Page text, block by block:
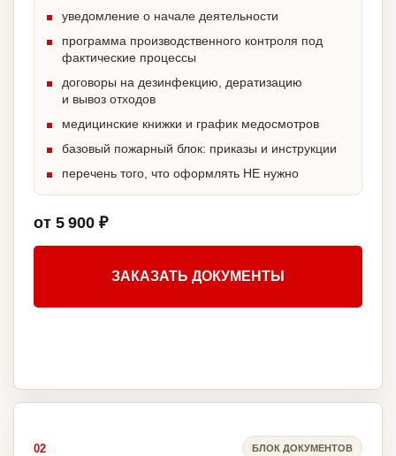
уведомление о начале деятельности
программа производственного контроля под
фактические процессы
договоры на дезинфекцию, дератизацию
и вывоз отходов
медицинские книжки и график медосмотров
базовый пожарный блок: приказы и инструкции
перечень того, что оформлять НЕ нужно
от 5 900 ₽
ЗАКАЗАТЬ ДОКУМЕНТЫ
02 БЛОК ДОКУМЕНТОВ